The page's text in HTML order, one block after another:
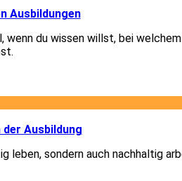
Ausbildungen
wenn du wissen willst, bei
Ausbildung
leben, sondern auch nachhaltig